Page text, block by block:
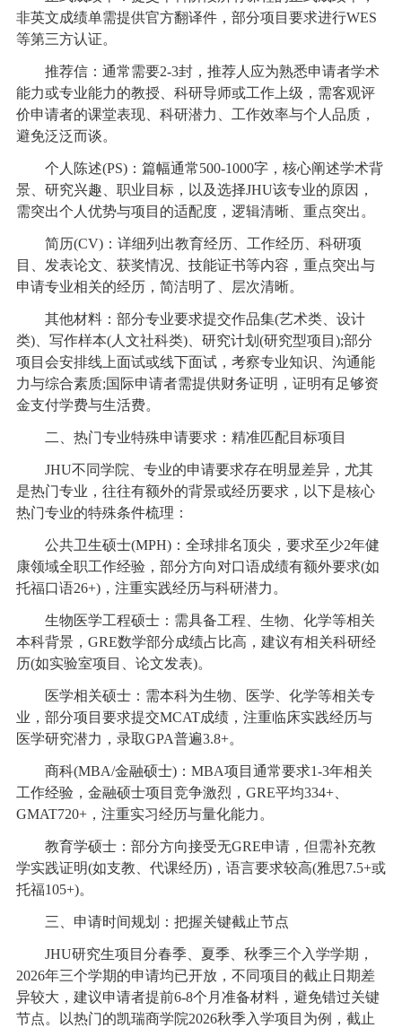
非英文成绩单需提供官方翻译件，部分项目要求进行WES
等第三方认证。
推荐信：通常需要2-3封，推荐人应为熟悉申请者学术
能力或专业能力的教授、科研导师或工作上级，需客观评
价申请者的课堂表现、科研潜力、工作效率与个人品质，
避免泛泛而谈。
个人陈述(PS)：篇幅通常500-1000字，核心阐述学术背
景、研究兴趣、职业目标，以及选择JHU该专业的原因，
需突出个人优势与项目的适配度，逻辑清晰、重点突出。
简历(CV)：详细列出教育经历、工作经历、科研项
目、发表论文、获奖情况、技能证书等内容，重点突出与
申请专业相关的经历，简洁明了、层次清晰。
其他材料：部分专业要求提交作品集(艺术类、设计
类)、写作样本(人文社科类)、研究计划(研究型项目);部分
项目会安排线上面试或线下面试，考察专业知识、沟通能
力与综合素质;国际申请者需提供财务证明，证明有足够资
金支付学费与生活费。
二、热门专业特殊申请要求：精准匹配目标项目
JHU不同学院、专业的申请要求存在明显差异，尤其
是热门专业，往往有额外的背景或经历要求，以下是核心
热门专业的特殊条件梳理：
公共卫生硕士(MPH)：全球排名顶尖，要求至少2年健
康领域全职工作经验，部分方向对口语成绩有额外要求(如
托福口语26+)，注重实践经历与科研潜力。
生物医学工程硕士：需具备工程、生物、化学等相关
本科背景，GRE数学部分成绩占比高，建议有相关科研经
历(如实验室项目、论文发表)。
医学相关硕士：需本科为生物、医学、化学等相关专
业，部分项目要求提交MCAT成绩，注重临床实践经历与
医学研究潜力，录取GPA普遍3.8+。
商科(MBA/金融硕士)：MBA项目通常要求1-3年相关
工作经验，金融硕士项目竞争激烈，GRE平均334+、
GMAT720+，注重实习经历与量化能力。
教育学硕士：部分方向接受无GRE申请，但需补充教
学实践证明(如支教、代课经历)，语言要求较高(雅思7.5+或
托福105+)。
三、申请时间规划：把握关键截止节点
JHU研究生项目分春季、夏季、秋季三个入学学期，
2026年三个学期的申请均已开放，不同项目的截止日期差
异较大，建议申请者提前6-8个月准备材料，避免错过关键
节点。以热门的凯瑞商学院2026秋季入学项目为例，截止